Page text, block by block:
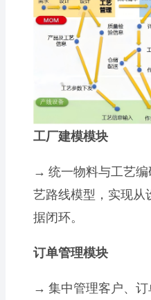
工厂建模模块
→统一物料与工艺
艺路线模型，实现从
据闭环。
订单管理模块
→集中管理客户、